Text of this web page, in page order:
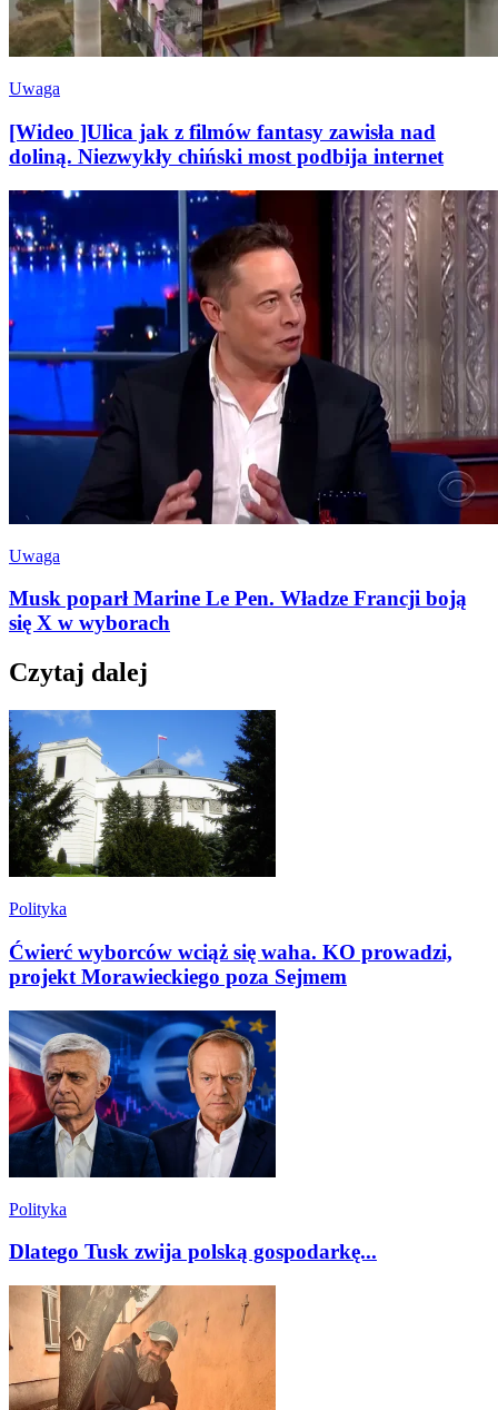
Uwaga
[Wideo ]Ulica jak z filmów fantasy zawisła nad
doliną. Niezwykły chiński most podbija internet
Uwaga
Musk poparł Marine Le Pen. Władze Francji boją
się X w wyborach
Czytaj dalej
Polityka
Ćwierć wyborców wciąż się waha. KO prowadzi,
projekt Morawieckiego poza Sejmem
Polityka
Dlatego Tusk zwija polską gospodarkę...